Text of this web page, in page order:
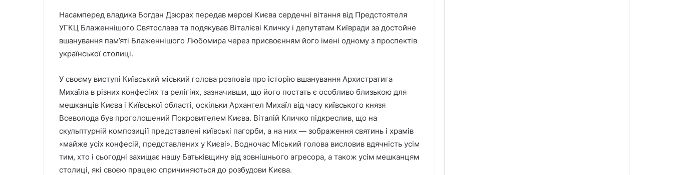
Насамперед владика Богдан Дзюрах передав мерові Києва сердечні вітання від Предстоятеля
УГКЦ Блаженнішого Святослава та подякував Віталієві Кличку і депутатам Київради за достойне
вшанування пам’яті Блаженнішого Любомира через присвоєнням його імені одному з проспектів
української столиці.
У своєму виступі Київський міський голова розповів про історію вшанування Архистратига
Михаїла в різних конфесіях та релігіях, зазначивши, що його постать є особливо близькою для
мешканців Києва і Київської області, оскільки Архангел Михаїл від часу київського князя
Всеволода був проголошений Покровителем Києва. Віталій Кличко підкреслив, що на
скульптурній композиції представлені київські пагорби, а на них — зображення святинь і храмів
«майже усіх конфесій, представлених у Києві». Водночас Міський голова висловив вдячність усім
тим, хто і сьогодні захищає нашу Батьківщину від зовнішнього агресора, а також усім мешканцям
столиці, які своєю працею спричиняються до розбудови Києва.